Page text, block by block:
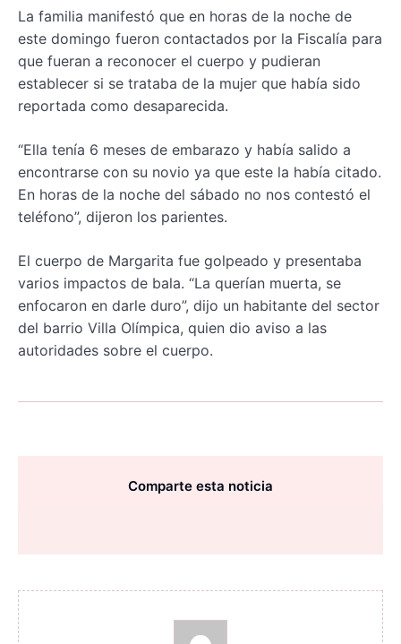
La familia manifestó que en horas de la noche de
este domingo fueron contactados por la Fiscalía para
que fueran a reconocer el cuerpo y pudieran
establecer si se trataba de la mujer que había sido
reportada como desaparecida.
“Ella tenía 6 meses de embarazo y había salido a
encontrarse con su novio ya que este la había citado.
En horas de la noche del sábado no nos contestó el
teléfono”, dijeron los parientes.
El cuerpo de Margarita fue golpeado y presentaba
varios impactos de bala. “La querían muerta, se
enfocaron en darle duro”, dijo un habitante del sector
del barrio Villa Olímpica, quien dio aviso a las
autoridades sobre el cuerpo.
Comparte esta noticia